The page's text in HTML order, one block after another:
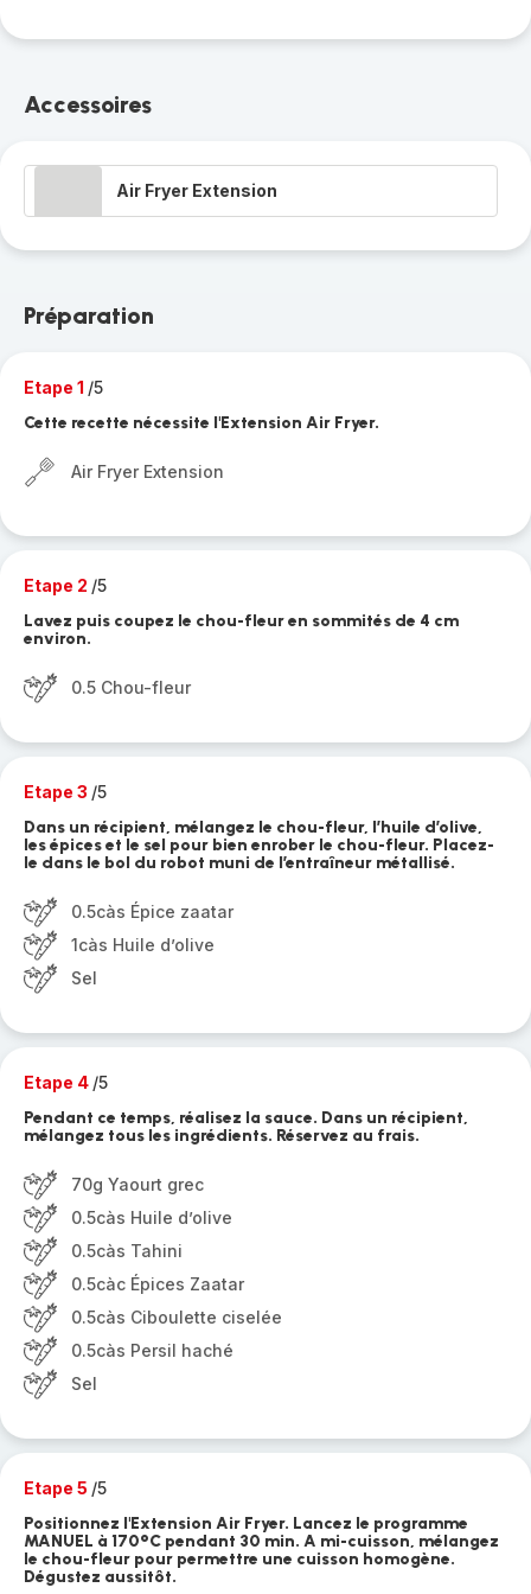
Accessoires
Air Fryer Extension
Préparation
Etape 1 /5
Cette recette nécessite l'Extension Air Fryer.
Air Fryer Extension
Etape 2 /5
Lavez puis coupez le chou-fleur en sommités de 4 cm
environ.
0.5 Chou-fleur
Etape 3 /5
Dans un récipient, mélangez le chou-fleur, l’huile d’olive,
les épices et le sel pour bien enrober le chou-fleur. Placez-
le dans le bol du robot muni de l’entraîneur métallisé.
0.5càs Épice zaatar
1càs Huile d’olive
Sel
Etape 4 /5
Pendant ce temps, réalisez la sauce. Dans un récipient,
mélangez tous les ingrédients. Réservez au frais.
70g Yaourt grec
0.5càs Huile d’olive
0.5càs Tahini
0.5càc Épices Zaatar
0.5càs Ciboulette ciselée
0.5càs Persil haché
Sel
Etape 5 /5
Positionnez l'Extension Air Fryer. Lancez le programme
MANUEL à 170°C pendant 30 min. A mi-cuisson, mélangez
le chou-fleur pour permettre une cuisson homogène.
Dégustez aussitôt.